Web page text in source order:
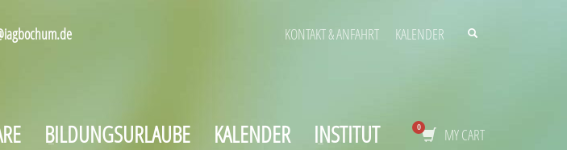
KONTAKT & ANFAHRT KALENDER
BILDUNGSURLAUBE KALENDER INSTITUT MY CART